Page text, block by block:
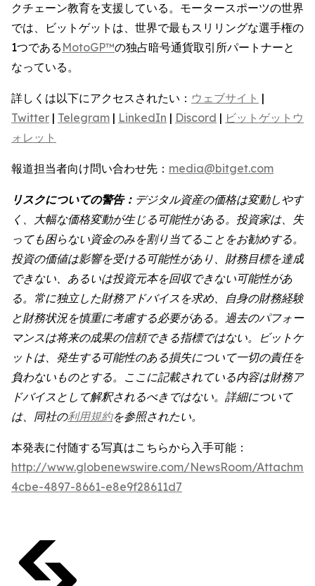
クチェーン教育を支援している。モータースポーツの世界
では、ビットゲットは、世界で最もスリリングな選手権の
1つである MotoGP™の独占暗号通貨取引所パートナーと
なっている。
詳しくは以下にアクセスされたい： ウェブサイト |
Twitter | Telegram | LinkedIn | Discord | ビットゲットウ
ォレット
報道担当者向け問い合わせ先： media@bitget.com
リスクについての警告： デジタル資産の価格は変動しやす
く、大幅な価格変動が生じる可能性がある。投資家は、失
っても困らない資金のみを割り当てることをお勧めする。
投資の価値は影響を受ける可能性があり、財務目標を達成
できない、あるいは投資元本を回収できない可能性があ
る。常に独立した財務アドバイスを求め、自身の財務経験
と財務状況を慎重に考慮する必要がある。過去のパフォー
マンスは将来の成果の信頼できる指標ではない。ビットゲ
ットは、発生する可能性のある損失について一切の責任を
負わないものとする。ここに記載されている内容は財務ア
ドバイスとして解釈されるべきではない。詳細について
は、同社の利用規約を参照されたい。
本発表に付随する写真はこちらから入手可能：
http://www.globenewswire.com/NewsRoom/
4cbe-4897-8661-e8e9f28611d7